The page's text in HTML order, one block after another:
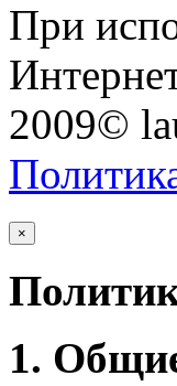
При
2009©
×
1.